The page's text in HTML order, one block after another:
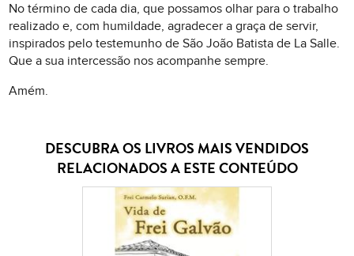
No término de cada dia, que possamos olhar para o trabalho
realizado e, com humildade, agradecer a graça de servir,
inspirados pelo testemunho de São João Batista de La Salle.
Que a sua intercessão nos acompanhe sempre.
Amém.
DESCUBRA OS LIVROS MAIS VENDIDOS
RELACIONADOS A ESTE CONTEÚDO